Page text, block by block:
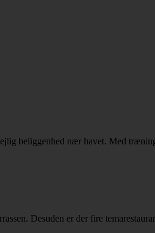
beliggenhed nær havet. Med
Desuden er der fire